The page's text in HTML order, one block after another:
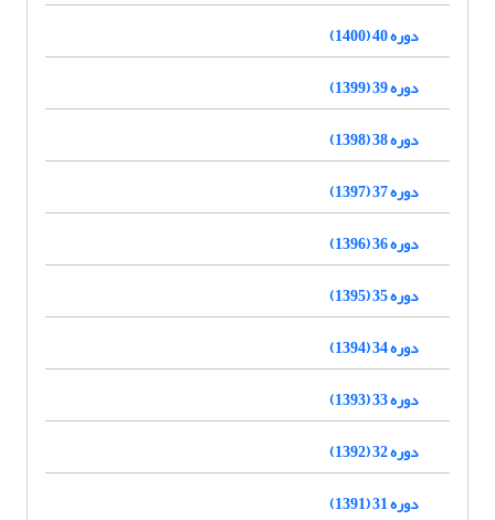
دوره 40 (1400)
دوره 39 (1399)
دوره 38 (1398)
دوره 37 (1397)
دوره 36 (1396)
دوره 35 (1395)
دوره 34 (1394)
دوره 33 (1393)
دوره 32 (1392)
دوره 31 (1391)